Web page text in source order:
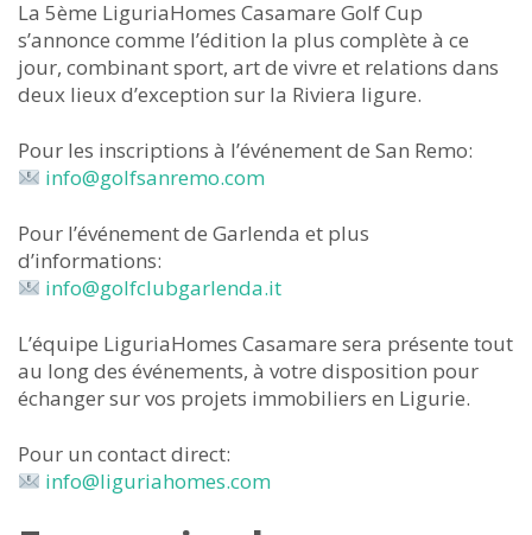
La 5ème LiguriaHomes Casamare Golf Cup
s’annonce comme l’édition la plus complète à ce
jour, combinant sport, art de vivre et relations dans
deux lieux d’exception sur la Riviera ligure.
Pour les inscriptions à l’événement de San Remo:
info@golfsanremo.com
Pour l’événement de Garlenda et plus
d’informations:
info@golfclubgarlenda.it
L’équipe LiguriaHomes Casamare sera présente tout
au long des événements, à votre disposition pour
échanger sur vos projets immobiliers en Ligurie.
Pour un contact direct:
info@liguriahomes.com